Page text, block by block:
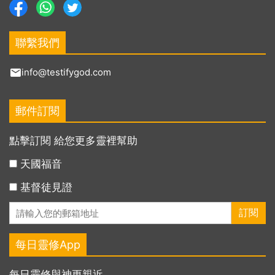
聯繫我們
info@testifygod.com
郵件訂閱
點擊訂閱 給您更多靈裡幫助
天國福音
基督徒見證
每日靈修App